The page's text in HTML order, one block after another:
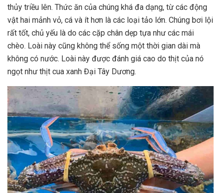
thủy triều lên. Thức ăn của chúng khá đa dạng, từ các động
vật hai mảnh vỏ, cá và ít hơn là các loại tảo lớn. Chúng bơi lội
rất tốt, chủ yếu là do các cặp chân dẹp tựa như các mái
chèo. Loài này cũng không thể sống một thời gian dài mà
không có nước. Loài này được đánh giá cao do thịt của nó
ngọt như thịt cua xanh Đại Tây Dương.